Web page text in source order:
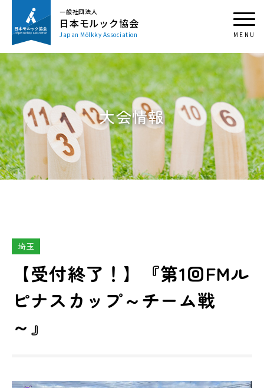
一般社団法人
日本モルック協会
Japan Mölkky Association
大会情報
埼玉
【受付終了！】『第1回FMル
ピナスカップ～チーム戦
～』